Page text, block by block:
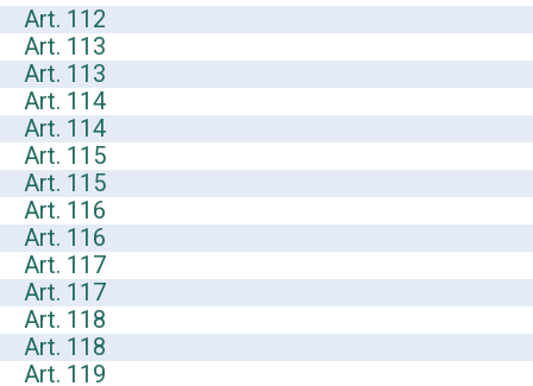
Art. 112
Art. 113
Art. 113
Art. 114
Art. 114
Art. 115
Art. 115
Art. 116
Art. 116
Art. 117
Art. 117
Art. 118
Art. 118
Art. 119